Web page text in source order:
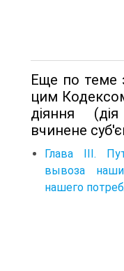
Еще по теме
цим
діяння
вчинене
Глава III.
вывоза
нашего